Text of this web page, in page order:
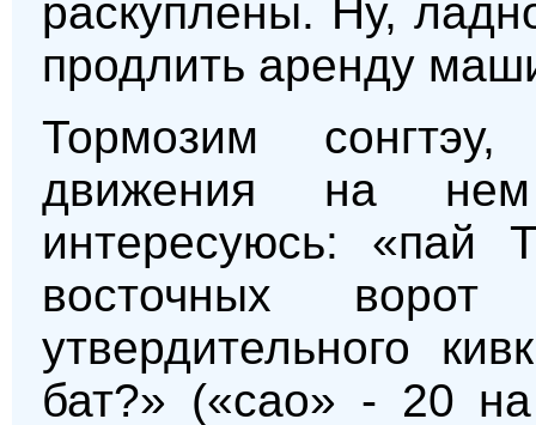
раскуплены. Ну,
продлить аренду
Тормозим
движения на
интересуюсь:
восточных
утвердительного
бат?» («сао» - 20